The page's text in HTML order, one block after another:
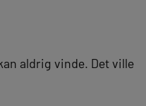
aldrig vinde. Det ville